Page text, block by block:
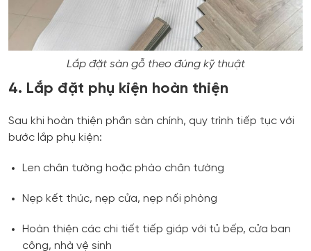
Lắp đặt sàn gỗ theo đúng kỹ thuật
4. Lắp đặt phụ kiện hoàn thiện
Sau khi hoàn thiện phần sàn chính, quy trình tiếp tục với
bước lắp phụ kiện:
Len chân tường hoặc phào chân tường
Nẹp kết thúc, nẹp cửa, nẹp nối phòng
Hoàn thiện các chi tiết tiếp giáp với tủ bếp, cửa ban
công, nhà vệ sinh